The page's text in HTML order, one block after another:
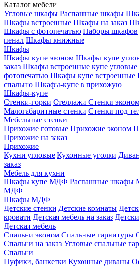
Каталог мебели
Угловые шкафы Распашные шкафы
Шкафы встроенные Шкафы на заказ
Шкафы с фотопечатью Наборы шкафов
пенал Шкафы книжные
Шкафы
Шкафы-купе эконом Шкафы-купе
заказ Шкафы встроенные купе угловые
фотопечатью Шкафы купе встроенные
спальню Шкафы-купе в прихожую
Шкафы-купе
Стенки-горки Стеллажи Стенки эконом
Малогабаритные стенки Стенки под
Мебельные стенки
Прихожие готовые Прихожие эконом
Прихожие на заказ
Прихожие
Кухни угловые Кухонные уголки
заказ
Мебель для кухни
Шкафы купе МДФ Распашные шкафы
МДФ
Шкафы МДФ
Детские стенки Детские комнаты
кровати Детская мебель на заказ
Детская мебель
Спальни эконом Спальные гарнитуры
Спальни на заказ Угловые спальные
Спальни
Пуфики, банкетки Кухонные диваны